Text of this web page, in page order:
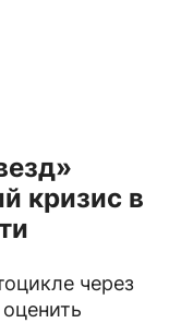
кризис в
через